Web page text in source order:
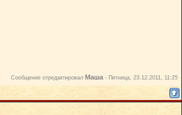
Сообщение отредактировал Маша - Пятница, 23.12.2011, 11:25